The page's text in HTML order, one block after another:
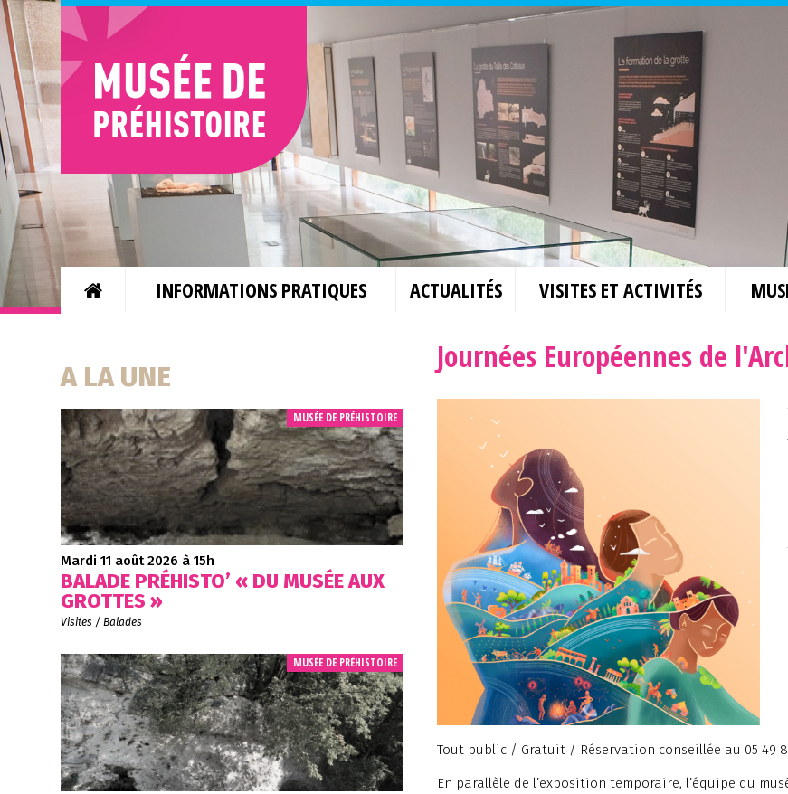
INFORMATIONS PRATIQUES ACTUALITÉS VISITES ET ACTIVITÉS
A LA UNE
MUSÉE DE PRÉHISTOIRE
Mardi 11 août 2026 à 15h
BALADE PRÉHISTO’ « DU MUSÉE AUX
GROTTES »
Visites / Balades
MUSÉE DE PRÉHISTOIRE
Journées Européennes de
Tout public / Gratuit / Réservation conseillée au 05 49
En parallèle de l’exposition temporaire, l’équipe du